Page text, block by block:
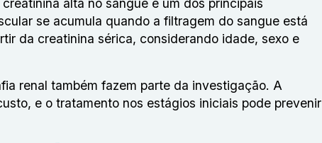
alta no sangue é um dos principais
se acumula quando a filtragem do sangue está
da creatinina sérica, considerando idade, sexo e
renal também fazem parte da investigação. A
e o tratamento nos estágios iniciais pode prevenir